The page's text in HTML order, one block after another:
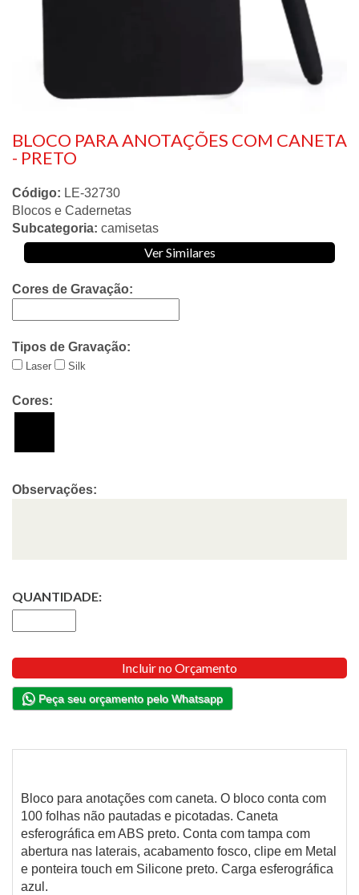
BLOCO PARA ANOTAÇÕES COM CANETA
- PRETO
Código: LE-32730
Blocos e Cadernetas
Subcategoria: camisetas
Ver Similares
Cores de Gravação:
Tipos de Gravação:
Laser Silk
Cores:
Observações:
QUANTIDADE:
Incluir no Orçamento
Peça seu orçamento pelo Whatsapp
Bloco para anotações com caneta. O bloco conta com
100 folhas não pautadas e picotadas. Caneta
esferográfica em ABS preto. Conta com tampa com
abertura nas laterais, acabamento fosco, clipe em Metal
e ponteira touch em Silicone preto. Carga esferográfica
azul.